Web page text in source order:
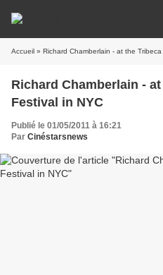
Accueil » Richard Chamberlain - at the
Richard Chamberlain -
Festival in NYC
Publié le 01/05/2011 à 16:21
Par Cinéstarsnews